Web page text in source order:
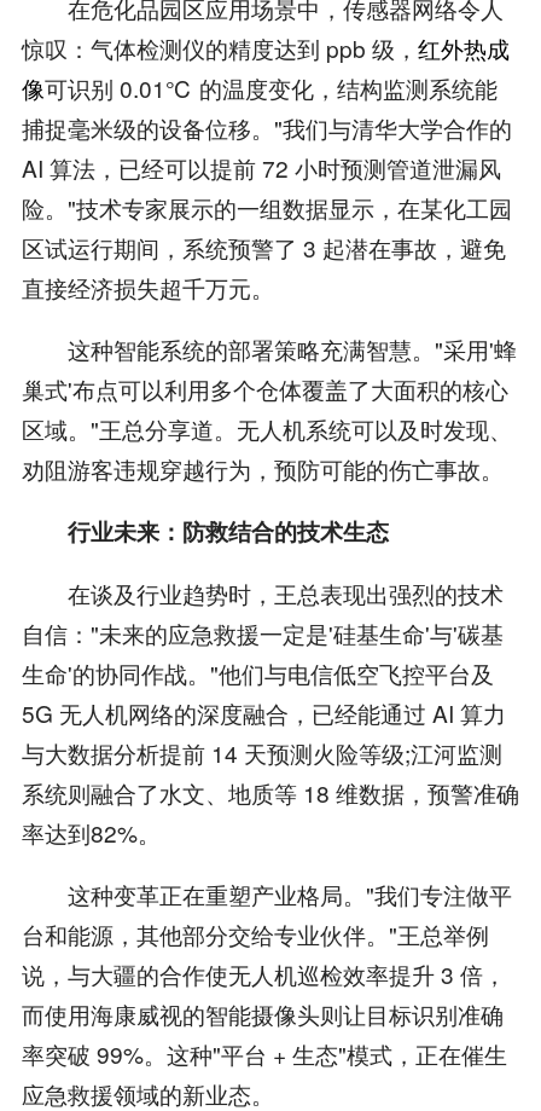
在危化品园区应用场景中，传感器网络令人
惊叹：气体检测仪的精度达到 ppb 级， 红外热成
像可识别 0.01℃ 的温度变化，结构监测系统能
捕捉毫米级的设备位移。"我们与清华大学合作的
AI 算法，已经可以提前 72 小时预测管道泄漏风
险。"技术专家展示的一组数据显示，在某化工园
区试运行期间，系统预警了 3 起潜在事故，避免
直接经济损失超千万元。
这种智能系统的部署策略充满智慧。"采用'蜂
巢式'布点可以利用多个仓体覆盖了大面积的核心
区域。"王总分享道。无人机系统可以及时发现、
劝阻游客违规穿越行为，预防可能的伤亡事故。
行业未来：防救结合的技术生态
在谈及行业趋势时，王总表现出强烈的技术
自信："未来的应急救援一定是'硅基生命'与'碳基
生命'的协同作战。"他们与电信低空飞控平台及
5G 无人机网络的深度融合，已经能通过 AI 算力
与大数据分析提前 14 天预测火险等级;江河监测
系统则融合了水文、地质等 18 维数据，预警准确
率达到82%。
这种变革正在重塑产业格局。"我们专注做平
台和能源，其他部分交给专业伙伴。"王总举例
说，与大疆的合作使无人机巡检效率提升 3 倍，
而使用海康威视的智能摄像头则让目标识别准确
率突破 99%。这种"平台 + 生态"模式，正在催生
应急救援领域的新业态。